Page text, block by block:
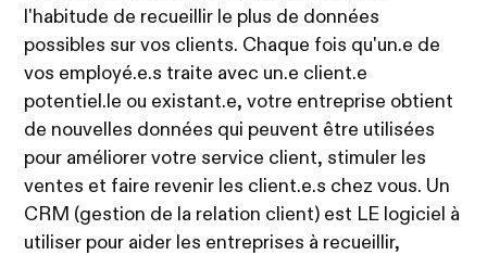
l'habitude de recueillir le plus de données
possibles sur vos clients. Chaque fois qu'un.e de
vos employé.e.s traite avec un.e client.e
potentiel.le ou existant.e, votre entreprise obtient
de nouvelles données qui peuvent être utilisées
pour améliorer votre service client, stimuler les
ventes et faire revenir les client.e.s chez vous. Un
CRM (gestion de la relation client) est LE logiciel à
utiliser pour aider les entreprises à recueillir,